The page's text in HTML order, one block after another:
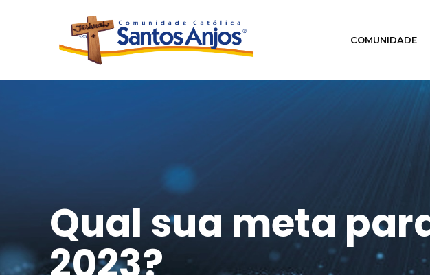
COMUNIDADE
Qual sua meta